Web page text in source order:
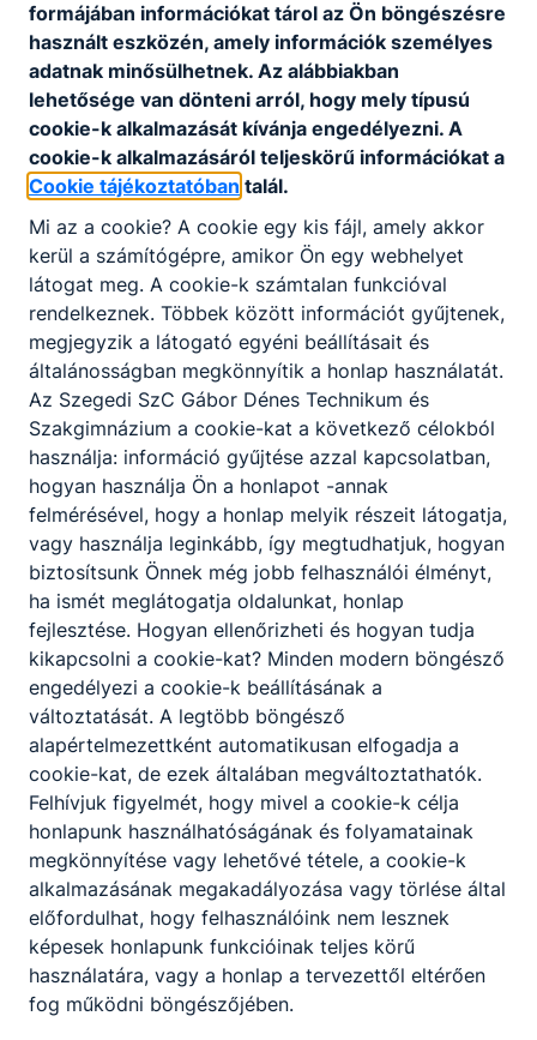
KARRIER
HELYETTESÍTÉS
KÖZÖSSÉGI
SZOLGÁLAT
Hírek
formájában információkat tárol az Ön böngészésre
használt eszközén, amely információk személyes
adatnak minősülhetnek. Az alábbiakban
lehetősége van dönteni arról, hogy mely típusú
cookie-k alkalmazását kívánja engedélyezni. A
cookie-k alkalmazásáról teljeskörű információkat a
Cookie tájékoztatóban talál.
Mi az a cookie? A cookie egy kis fájl, amely akkor
kerül a számítógépre, amikor Ön egy webhelyet
látogat meg. A cookie-k számtalan funkcióval
rendelkeznek. Többek között információt gyűjtenek,
megjegyzik a látogató egyéni beállításait és
általánosságban megkönnyítik a honlap használatát.
Az Szegedi SzC Gábor Dénes Technikum és
Szakgimnázium a cookie-kat a következő célokból
használja: információ gyűjtése azzal kapcsolatban,
hogyan használja Ön a honlapot -annak
felmérésével, hogy a honlap melyik részeit látogatja,
vagy használja leginkább, így megtudhatjuk, hogyan
biztosítsunk Önnek még jobb felhasználói élményt,
ha ismét meglátogatja oldalunkat, honlap
fejlesztése. Hogyan ellenőrizheti és hogyan tudja
kikapcsolni a cookie-kat? Minden modern böngésző
engedélyezi a cookie-k beállításának a
változtatását. A legtöbb böngésző
alapértelmezettként automatikusan elfogadja a
cookie-kat, de ezek általában megváltoztathatók.
Felhívjuk figyelmét, hogy mivel a cookie-k célja
honlapunk használhatóságának és folyamatainak
megkönnyítése vagy lehetővé tétele, a cookie-k
alkalmazásának megakadályozása vagy törlése által
előfordulhat, hogy felhasználóink nem lesznek
képesek honlapunk funkcióinak teljes körű
használatára, vagy a honlap a tervezettől eltérően
fog működni böngészőjében.